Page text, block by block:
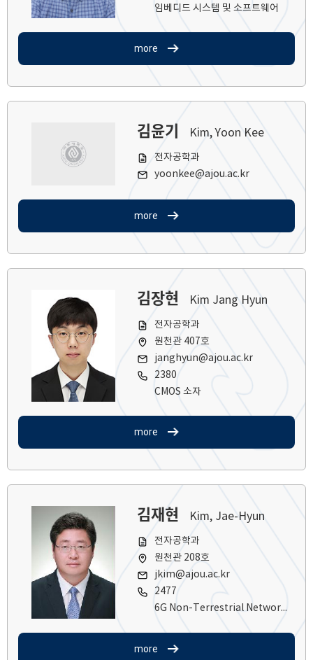
임베디드 시스템 및 소프트웨어
more
김윤기 Kim, Yoon Kee
전자공학과
yoonkee@ajou.ac.kr
more
김장현 Kim Jang Hyun
전자공학과
원천관 407호
janghyun@ajou.ac.kr
2380
CMOS 소자
more
김재현 Kim, Jae-Hyun
전자공학과
원천관 208호
jkim@ajou.ac.kr
2477
6G Non-Terrestrial Networks (NTN) Wireless Communications and Networks
more